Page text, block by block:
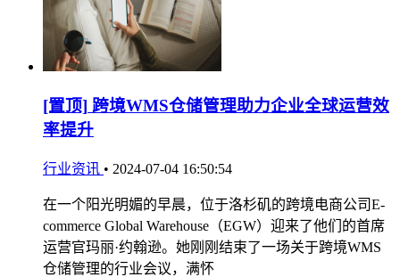
[置顶] 跨境WMS仓储管理助力企业全球运营效
率提升
行业资讯 • 2024-07-04 16:50:54
在一个阳光明媚的早晨，位于洛杉矶的跨境电商公司E-
commerce Global Warehouse（EGW）迎来了他们的首席
运营官玛丽·约翰逊。她刚刚结束了一场关于跨境WMS
仓储管理的行业会议，满怀